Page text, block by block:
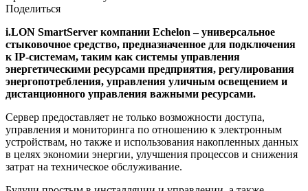
Поделиться
i.LON SmartServer компании Echelon – универсальное
стыковочное средство, предназначенное для подключения
к IP-системам, таким как системы управления
энергетическими ресурсами предприятия, регулирования
энергопотребления, управления уличным освещением и
дистанционного управления важными ресурсами.
Сервер предоставляет не только возможности доступа,
управления и мониторинга по отношению к электронным
устройствам, но также и использования накопленных данных
в целях экономии энергии, улучшения процессов и снижения
затрат на техническое обслуживание.